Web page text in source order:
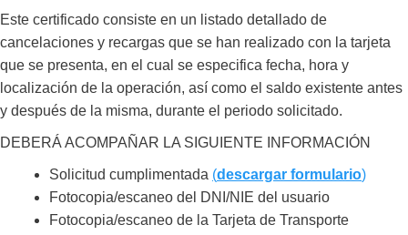
Este certificado consiste en un listado detallado de
cancelaciones y recargas que se han realizado con la tarjeta
que se presenta, en el cual se especifica fecha, hora y
localización de la operación, así como el saldo existente antes
y después de la misma, durante el periodo solicitado.
DEBERÁ ACOMPAÑAR LA SIGUIENTE INFORMACIÓN
Solicitud cumplimentada (descargar formulario)
Fotocopia/escaneo del DNI/NIE del usuario
Fotocopia/escaneo de la Tarjeta de Transporte